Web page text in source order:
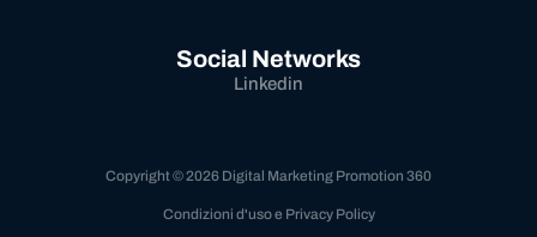
Social Networks
Linkedin
Copyright © 2026 Digital Marketing Promotion 360
Condizioni d'uso e Privacy Policy